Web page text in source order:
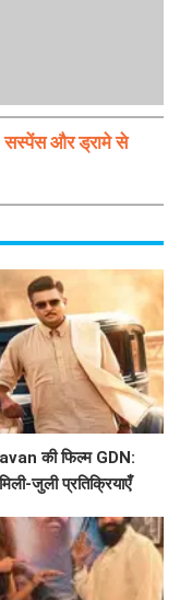
सस्पेंस और ड्रामे से
की फिल्म GDN:
जुली प्रतिक्रियाएँ